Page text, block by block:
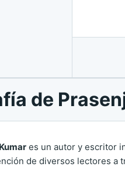
de
es un autor y escritor
de diversos lectores a